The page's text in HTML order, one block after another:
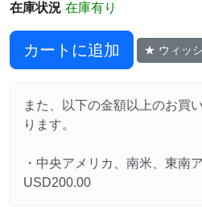
在庫状況 在庫有り
カートに追加 ★ ウィッ
また、以下の金額以上のお買
ります。
・中央アメリカ、南米、東南
USD200.00